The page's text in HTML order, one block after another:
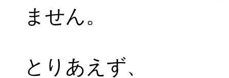
ません。
とりあえず、